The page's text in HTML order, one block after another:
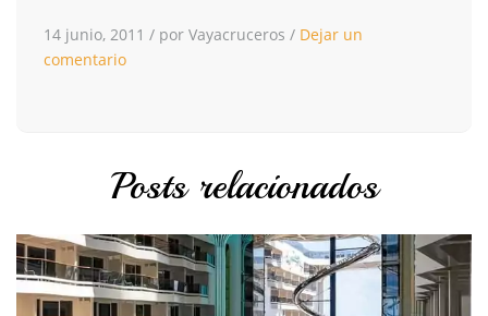
14 junio, 2011 / por Vayacruceros / Dejar un
comentario
Posts relacionados